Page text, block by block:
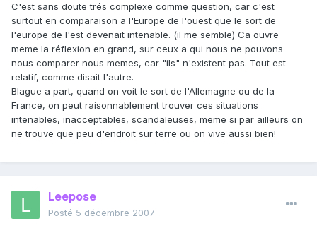
C'est sans doute trés complexe comme question, car c'est
surtout en comparaison a l'Europe de l'ouest que le sort de
l'europe de l'est devenait intenable. (il me semble) Ca ouvre
meme la réflexion en grand, sur ceux a qui nous ne pouvons
nous comparer nous memes, car "ils" n'existent pas. Tout est
relatif, comme disait l'autre.
Blague a part, quand on voit le sort de l'Allemagne ou de la
France, on peut raisonnablement trouver ces situations
intenables, inacceptables, scandaleuses, meme si par ailleurs on
ne trouve que peu d'endroit sur terre ou on vive aussi bien!
Leepose
Posté 5 décembre 2007